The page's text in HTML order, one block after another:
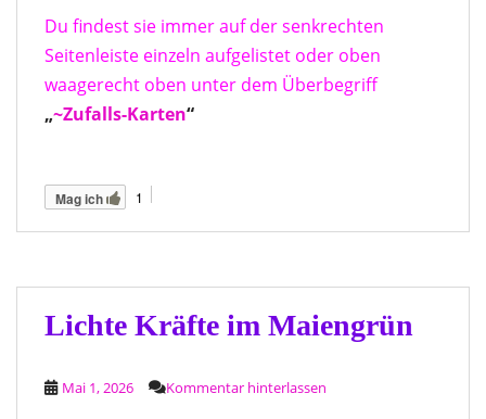
Du findest sie immer auf der senkrechten
Seitenleiste einzeln aufgelistet oder oben
waagerecht oben unter dem Überbegriff
„~Zufalls-Karten“
Mag ich 1
Lichte Kräfte im Maiengrün
Mai 1, 2026 Kommentar hinterlassen